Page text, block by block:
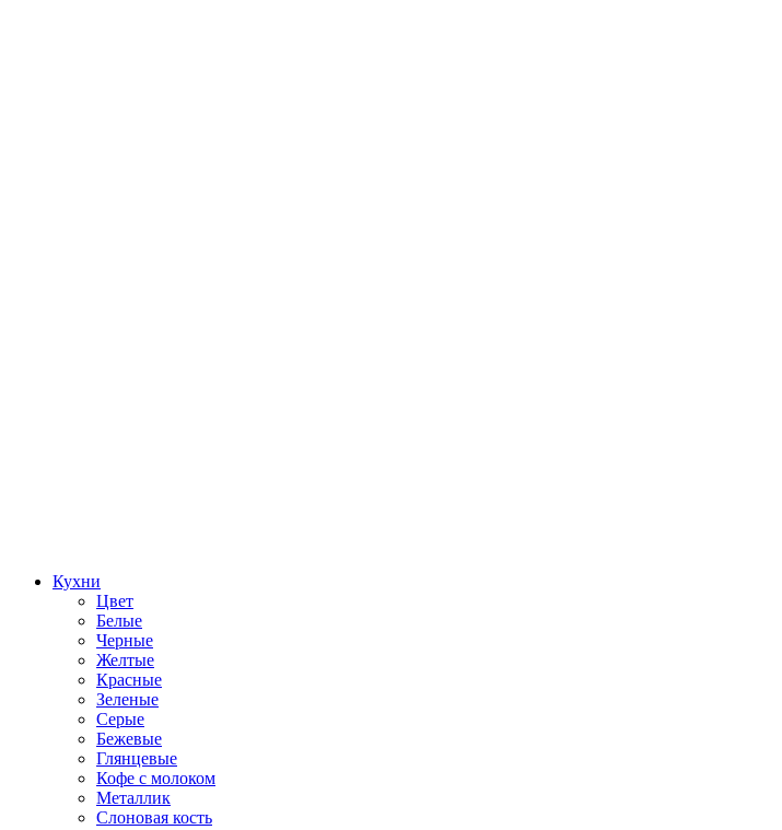
Кухни
Цвет
Белые
Черные
Желтые
Красные
Зеленые
Серые
Бежевые
Глянцевые
Кофе с молоком
Металлик
Слоновая кость